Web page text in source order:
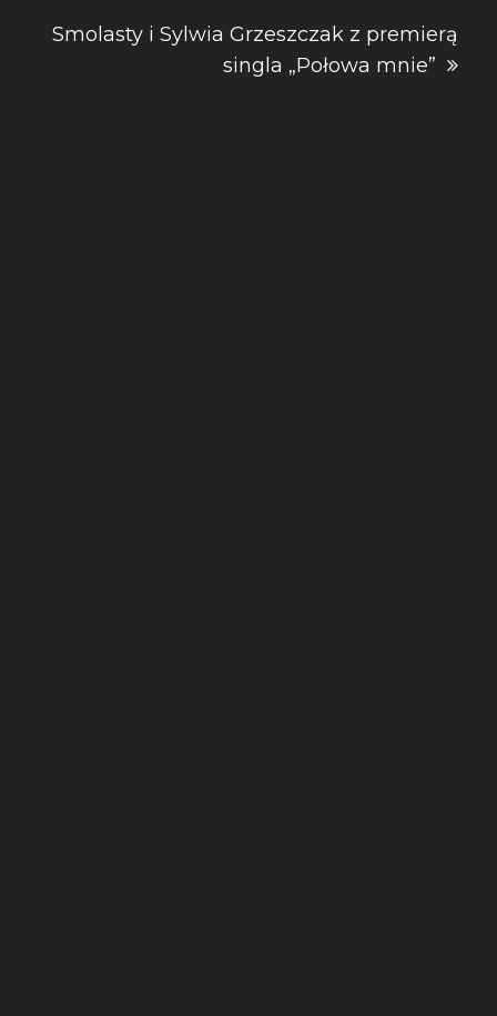
Smolasty i Sylwia Grzeszczak z premierą
singla „Połowa mnie”